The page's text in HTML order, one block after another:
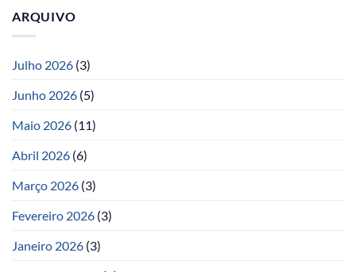
ARQUIVO
Julho 2026 (3)
Junho 2026 (5)
Maio 2026 (11)
Abril 2026 (6)
Março 2026 (3)
Fevereiro 2026 (3)
Janeiro 2026 (3)